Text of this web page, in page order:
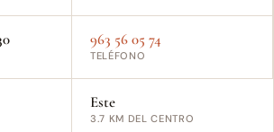
963 56 05 74
TELÉFONO
Este
3.7 KM DEL CENTRO